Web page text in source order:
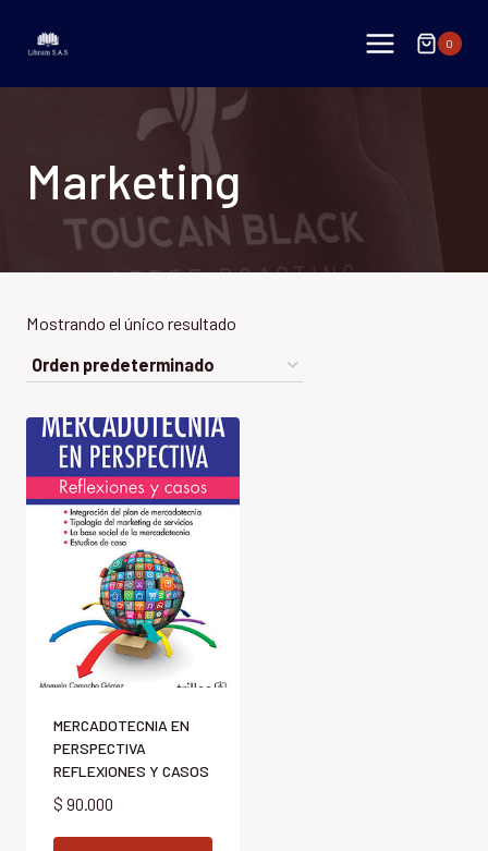
0
Marketing
Mostrando el único resultado
MERCADOTECNIA EN
PERSPECTIVA
REFLEXIONES Y CASOS
$ 90.000